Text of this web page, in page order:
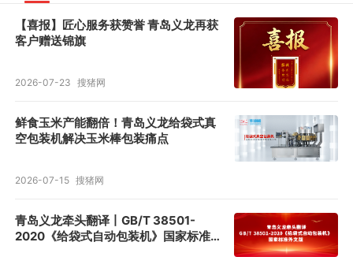
【喜报】匠心服务获赞誉 青岛义龙再获
客户赠送锦旗
2026-07-23 搜猪网
鲜食玉米产能翻倍！青岛义龙给袋式真
空包装机解决玉米棒包装痛点
2026-07-15 搜猪网
青岛义龙牵头翻译丨GB/T 38501-
2020《给袋式自动包装机》国家标准